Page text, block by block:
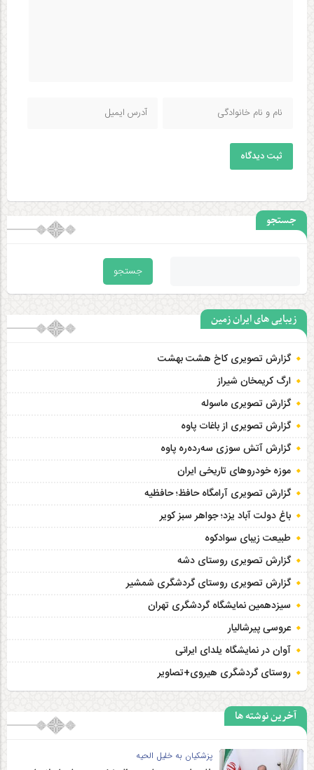
ثبت دیدگاه
جستجو
زیبایی های ایران زمین
گزارش تصویری کاخ هشت‌ بهشت
ارگ کریمخان شیراز
گزارش تصویری ماسوله
گزارش تصویری از باغات پاوه
گزارش آتش سوزی سەردەرە پاوه
موزه خودروهای تاریخی ایران
گزارش تصویری آرامگاه حافظ؛ حافظیه‎
باغ دولت آباد یزد؛ جواهر سبز کویر
طبیعت زیبای سوادکوه
گزارش تصویری روستای دشه
گزارش تصویری روستای گردشگری شمشیر
سیزدهمین نمایشگاه گردشگری تهران
عروسی پیرشالیار
آوان در نمایشگاه یلدای ایرانی
روستای گردشگری هیروی+تصاویر
آخرین نوشته ها
پزشکیان به خلیل الحیه